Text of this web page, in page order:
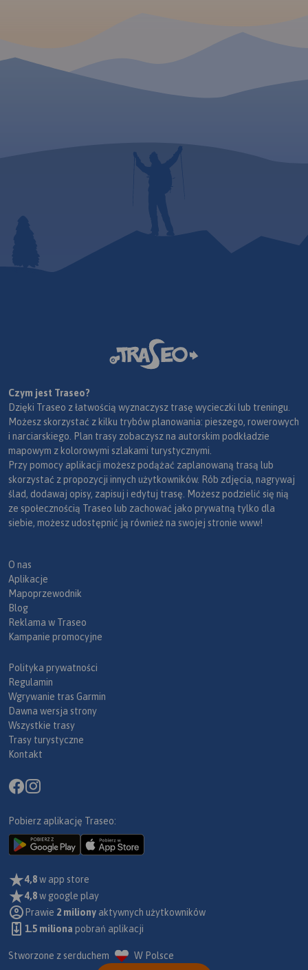
Czym jest Traseo?
Dzięki Traseo z łatwością wyznaczysz trasę wycieczki lub treningu.
Możesz skorzystać z kilku trybów planowania: pieszego, rowerowych
i narciarskiego. Plan trasy zobaczysz na autorskim podkładzie
mapowym z kolorowymi szlakami turystycznymi.
Przy pomocy aplikacji możesz podążać zaplanowaną trasą lub
skorzystać z propozycji innych użytkowników. Rób zdjęcia, nagrywaj
ślad, dodawaj opisy, zapisuj i edytuj trasę. Możesz podzielić się nią
ze społecznością Traseo lub zachować jako prywatną tylko dla
siebie, możesz udostępnić ją również na swojej stronie www!
O nas
Aplikacje
Mapoprzewodnik
Blog
Reklama w Traseo
Kampanie promocyjne
Polityka prywatności
Regulamin
Wgrywanie tras Garmin
Dawna wersja strony
Wszystkie trasy
Trasy turystyczne
Kontakt
Pobierz aplikację Traseo:
4,8w app store
4,8w google play
Prawie 2 miliony aktywnych użytkowników
1.5 miliona pobrań aplikacji
Stworzone z serduchem W Polsce